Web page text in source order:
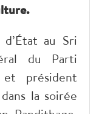
au Sri
du Parti
président
la soirée